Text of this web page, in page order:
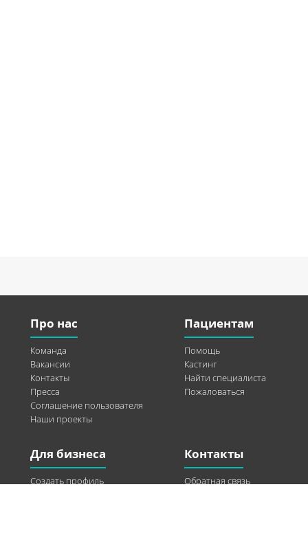
Про нас
Команда
Вакансии
Контакты
Пресса
Соглашение пользователя
Наши проекты
Пациентам
Помощь
Кастинг
Найти специалиста
Пожаловаться
Для бизнеса
Создать профиль
Контакты
Обратная связь